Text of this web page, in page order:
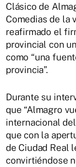
Clásico de
Comedias de la
reafirmado el
provincial con
como “una
provincia”.
Durante su
que “Almagro
internacional
que con la
de Ciudad Real
convirtiéndose